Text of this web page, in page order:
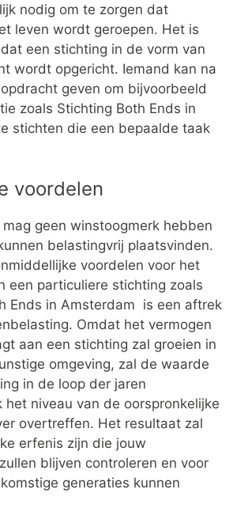
nodig om te zorgen dat
leven wordt geroepen. Het is
een stichting in de vorm van
wordt opgericht. Iemand kan na
geven om bijvoorbeeld
zoals Stichting Both Ends in
stichten die een bepaalde taak
voordelen
geen winstoogmerk hebben
belastingvrij plaatsvinden.
voordelen voor het
een particuliere stichting zoals
Ends in Amsterdam is een aftrek
Omdat het vermogen
aan een stichting zal groeien in
omgeving, zal de waarde
in de loop der jaren
het niveau van de oorspronkelijke
overtreffen. Het resultaat zal
erfenis zijn die jouw
blijven controleren en voor
generaties kunnen